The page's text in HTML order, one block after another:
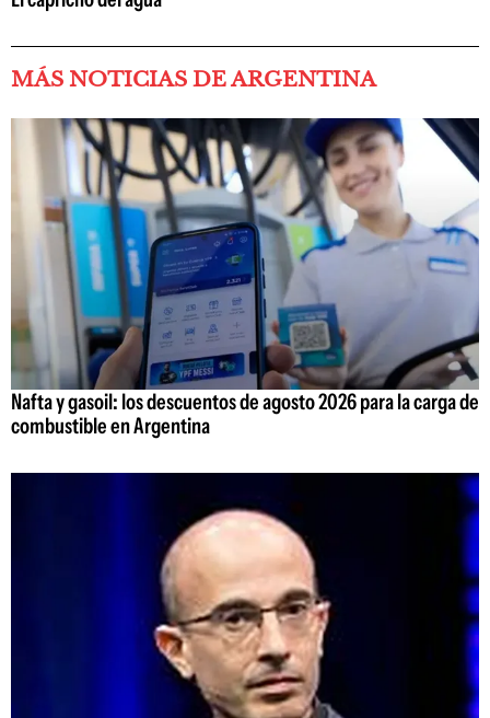
MÁS NOTICIAS DE ARGENTINA
Nafta y gasoil: los descuentos de agosto 2026 para la carga de
combustible en Argentina